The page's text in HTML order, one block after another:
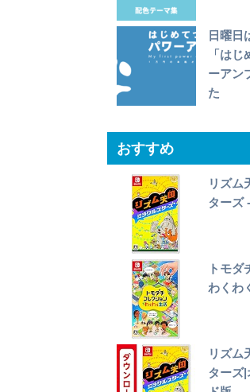
日曜日
「は
ーアン
た
おすすめ
リズム
ターズ
トモダ
わくわ
リズム
ターズ